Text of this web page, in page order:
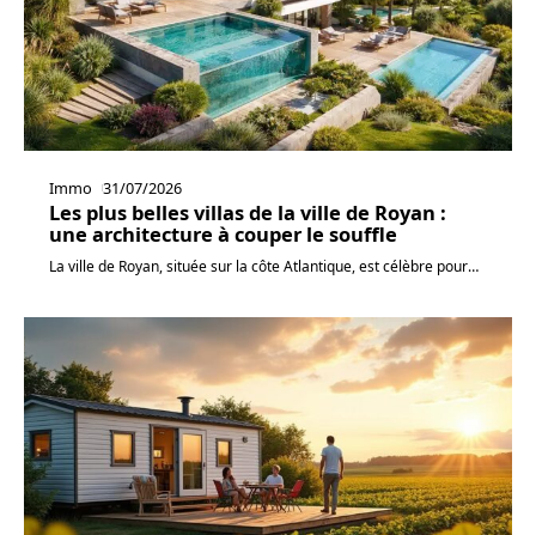
Immo 31/07/2026
Les plus belles villas de la ville de Royan :
une architecture à couper le souffle
La ville de Royan, située sur la côte Atlantique, est célèbre pour…